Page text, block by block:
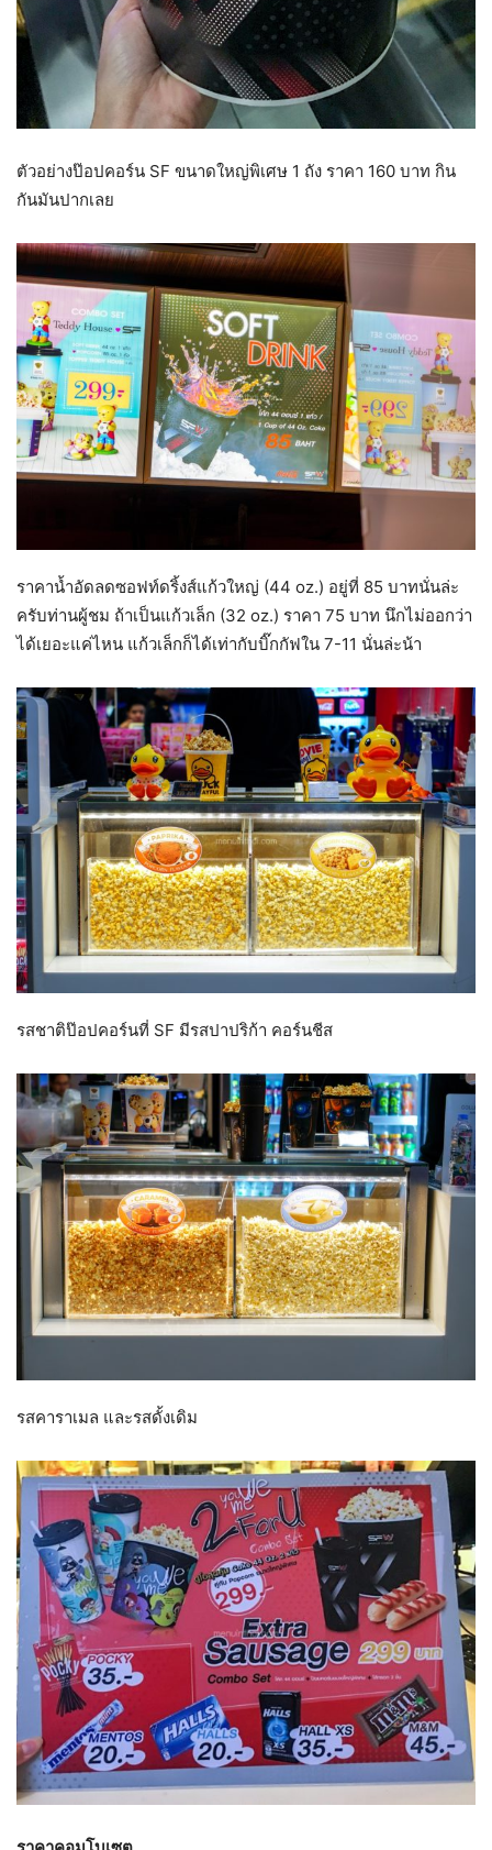
ตัวอย่างป๊อปคอร์น SF ขนาดใหญ่พิเศษ 1 ถัง ราคา 160 บาท กิน
กันมันปากเลย
ราคาน้ำอัดลดซอฟท์ดริ้งส์แก้วใหญ่ (44 oz.) อยู่ที่ 85 บาทนั่นล่ะ
ครับท่านผู้ชม ถ้าเป็นแก้วเล็ก (32 oz.) ราคา 75 บาท นึกไม่ออกว่า
ได้เยอะแค่ไหน แก้วเล็กก็ได้เท่ากับบิ๊กกัฟใน 7-11 นั่นล่ะน้า
รสชาติป๊อปคอร์นที่ SF มีรสปาปริก้า คอร์นชีส
รสคาราเมล และรสดั้งเดิม